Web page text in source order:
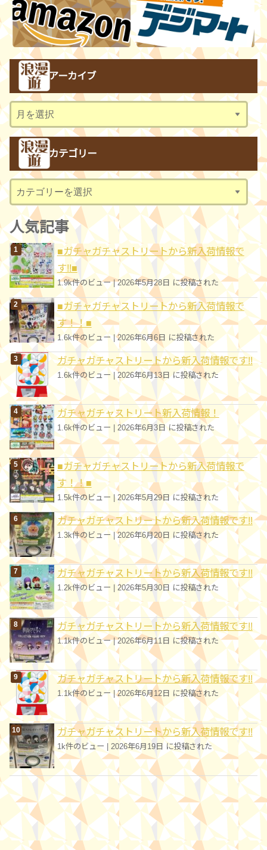
アーカイブ
ー
ブ
カテゴリー
テ
ゴ
リ
ー
人気記事
■ガチャガチャストリートから新入荷情報で
す!!■
1.9k件のビュー|2026年5月28日 に投稿された
■ガチャガチャストリートから新入荷情報で
す！！■
1.6k件のビュー|2026年6月6日 に投稿された
ガチャガチャストリートから新入荷情報です!!
1.6k件のビュー | 2026年6月13日 に投稿された
ガチャガチャストリート新入荷情報！
1.6k件のビュー 2026年6月3日 に投稿された
■ガチャガチャストリートから新入荷情報で
す！！■
1.5k件のビュー |2026年5月29日 に投稿された
ガチャガチャストリートから新入荷情報です!!
1.3k件のビュー|2026年6月20日 に投稿された
ガチャガチャストリートから新入荷情報です!!
1.2k件のビュー |2026年5月30日 に投稿された
ガチャガチャストリートから新入荷情報です!!
1.1k件のビュー|2026年6月11日 に投稿された
ガチャガチャストリートから新入荷情報です!!
1.1k件のビュー|2026年6月12日 に投稿された
ガチャガチャストリートから新入荷情報です!!
1k件のビュー | 2026年6月19日 に投稿された